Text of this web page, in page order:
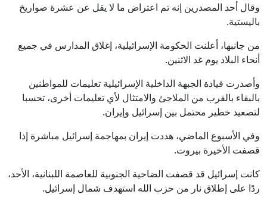
وقال أحد المصدرين إنه تم اعتراض ما لا يقل عن عشرة صواريخ
باليستية.
من جانبها، أعلنت الحكومة الإسرائيلية، إغلاق المدارس في جميع
أنحاء البلاد يوم غد الاثنين.
وأصدرت قيادة الجبهة الداخلية الإسرائيلية تعليمات للمواطنين
بالبقاء بالقرب من الملاجئ والامتثال لأي تعليمات أخرى، تحسبا
لتصعيد خطير محتمل بين إسرائيل وإيران.
وفي الأسبوع الماضي، هددت إيران بمهاجمة إسرائيل مباشرة إذا
قصفت الأخيرة بيروت.
كانت إسرائيل قد قصفت الضاحية الجنوبية للعاصمة اللبنانية، الأحد،
ردًا على إطلاق نار من حزب الله استهدف شمال إسرائيل.